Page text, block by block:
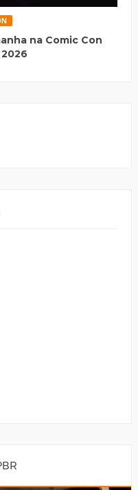
na Comic Con